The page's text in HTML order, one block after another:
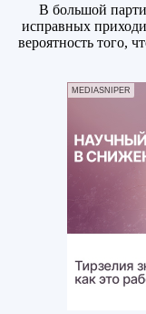
В большой
исправных
вероятность того,
MEDIASNIPER